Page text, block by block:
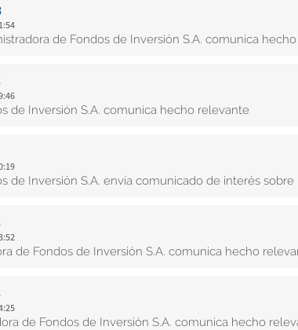
de Fondos de Inversión S.A. comunica
de Inversión S.A. comunica hecho relevante
de Inversión S.A. envía comunicado de interés
de Fondos de Inversión S.A. comunica hecho
de Fondos de Inversión S.A. comunica hecho